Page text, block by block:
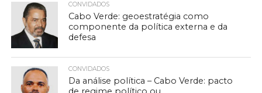
CONVIDADOS
Cabo Verde: geoestratégia como
componente da política externa e da
defesa
CONVIDADOS
Da análise política – Cabo Verde: pacto